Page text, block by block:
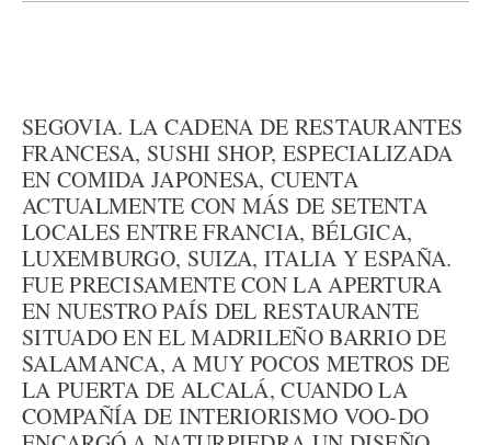
SEGOVIA. LA CADENA DE RESTAURANTES
FRANCESA, SUSHI SHOP, ESPECIALIZADA
EN COMIDA JAPONESA, CUENTA
ACTUALMENTE CON MÁS DE SETENTA
LOCALES ENTRE FRANCIA, BÉLGICA,
LUXEMBURGO, SUIZA, ITALIA Y ESPAÑA.
FUE PRECISAMENTE CON LA APERTURA
EN NUESTRO PAÍS DEL RESTAURANTE
SITUADO EN EL MADRILEÑO BARRIO DE
SALAMANCA, A MUY POCOS METROS DE
LA PUERTA DE ALCALÁ, CUANDO LA
COMPAÑÍA DE INTERIORISMO VOO-DO